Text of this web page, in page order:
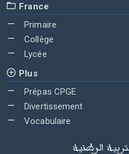
France
Primaire
Collège
Lycée
Plus
Prépas CPGE
Divertissement
Vocabulaire